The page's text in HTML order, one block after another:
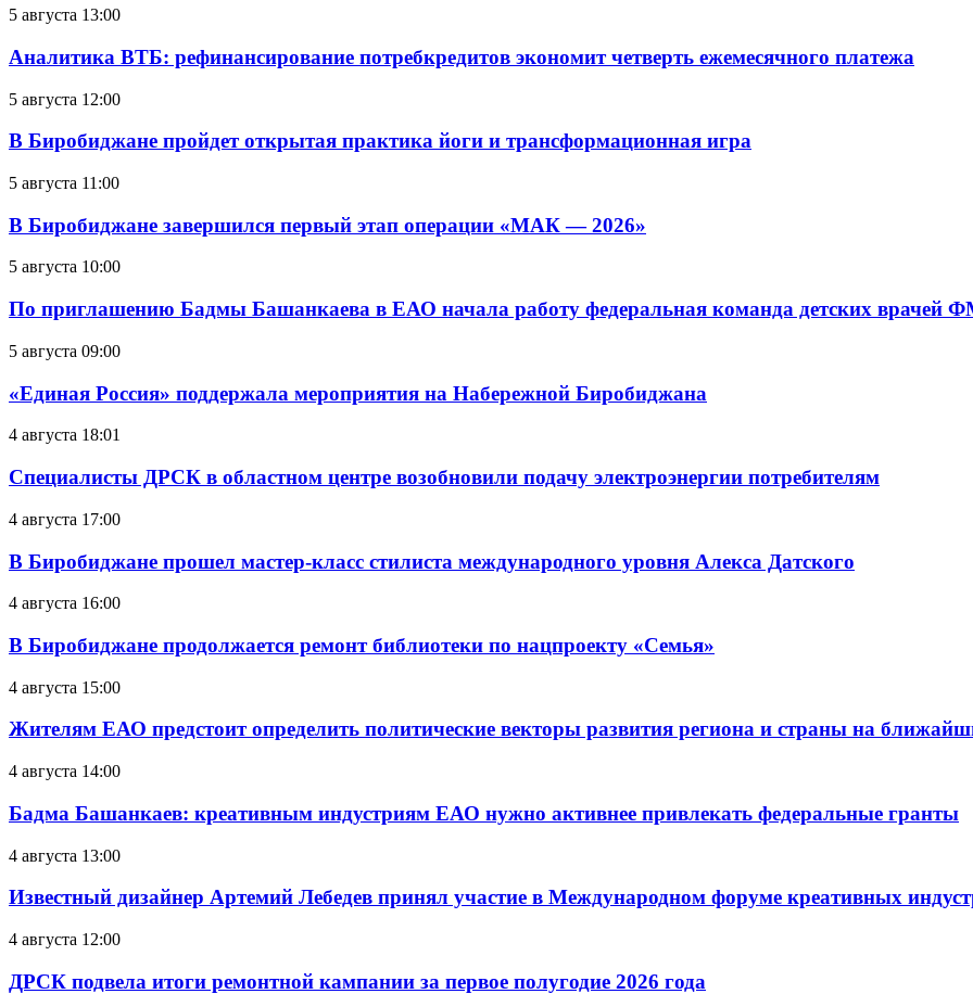
5 августа 13:00
Аналитика ВТБ: рефинансирование потребкредитов экономит четверть ежемесячного платежа
5 августа 12:00
В Биробиджане пройдет открытая практика йоги и трансформационная игра
5 августа 11:00
В Биробиджане завершился первый этап операции «МАК — 2026»
5 августа 10:00
По приглашению Бадмы Башанкаева в ЕАО начала работу федеральная команда детских врачей
5 августа 09:00
«Единая Россия» поддержала мероприятия на Набережной Биробиджана
4 августа 18:01
Специалисты ДРСК в областном центре возобновили подачу электроэнергии потребителям
4 августа 17:00
В Биробиджане прошел мастер-класс стилиста международного уровня Алекса Датского
4 августа 16:00
В Биробиджане продолжается ремонт библиотеки по нацпроекту «Семья»
4 августа 15:00
Жителям ЕАО предстоит определить политические векторы развития региона и страны на
4 августа 14:00
Бадма Башанкаев: креативным индустриям ЕАО нужно активнее привлекать федеральные гранты
4 августа 13:00
Известный дизайнер Артемий Лебедев принял участие в Международном форуме креативных
4 августа 12:00
ДРСК подвела итоги ремонтной кампании за первое полугодие 2026 года